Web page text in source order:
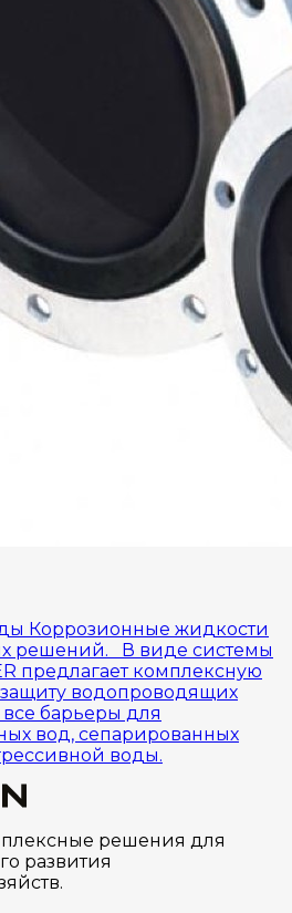
Коррозионные жидкости
решений. В виде системы
предлагает комплексную
водопроводящих
барьеры для
вод, сепарированных
воды.
решения для
развития